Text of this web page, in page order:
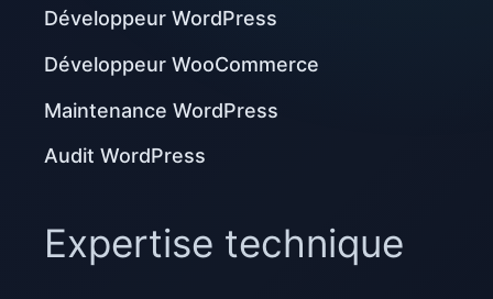
Développeur WordPress
Développeur WooCommerce
Maintenance WordPress
Audit WordPress
Expertise technique